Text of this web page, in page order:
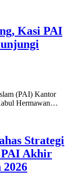
Kasi PAI
(PAI) Kantor
Hermawan…
Strategi
PAI Akhir
2026